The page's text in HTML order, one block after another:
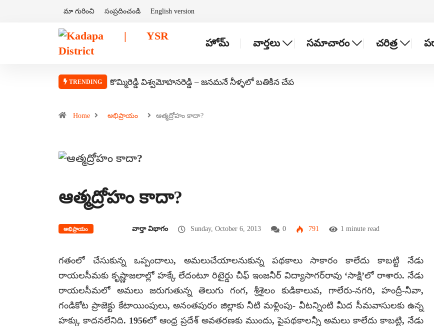
మా గురించి సంప్రదించండి English version
హోమ్ వార్తలు సమాచారం చరిత్ర
TRENDING కొమ్మిరెడ్డి విశ్వమోహనరెడ్డి – జనమనే నీళ్ళలో బతికిన చేప
Home అభిప్రాయం ఆత్మద్రోహం కాదా?
ఆత్మద్రోహం కాదా?
అభిప్రాయం వార్తా విభాగం Sunday, October 6, 2013 0 791 1 minute read
గతంలో చేసుకున్న ఒప్పందాలు, అమలుచేయాలనుకున్న పథకాలు సాకారం కాలేదు కాబట్టి నేడు
రాయలసీమకు కృష్ణాజలాల్లో హక్కే లేదంటూ రిటైర్డు చీఫ్ ఇంజనీర్ విద్యాసాగర్‌రావు ‘సాక్షి’లో రాశారు. నేడు
రాయలసీమలో అమలు జరుగుతున్న తెలుగు గంగ, శ్రీశైలం కుడికాలువ, గాలేరు-నగరి, హంద్రీ-నీవా,
గండికోట ప్రాజెక్టు కేటాయింపులు, అనంతపురం జిల్లాకు నీటి మళ్లింపు- వీటన్నింటి మీద సీమవాసులకు ఉన్న
హక్కు కాదనలేనిది. 1956లో ఆంధ్ర ప్రదేశ్ అవతరణకు ముందు, పైపథకాలన్నీ అమలు కాలేదు కాబట్టి, నేడు